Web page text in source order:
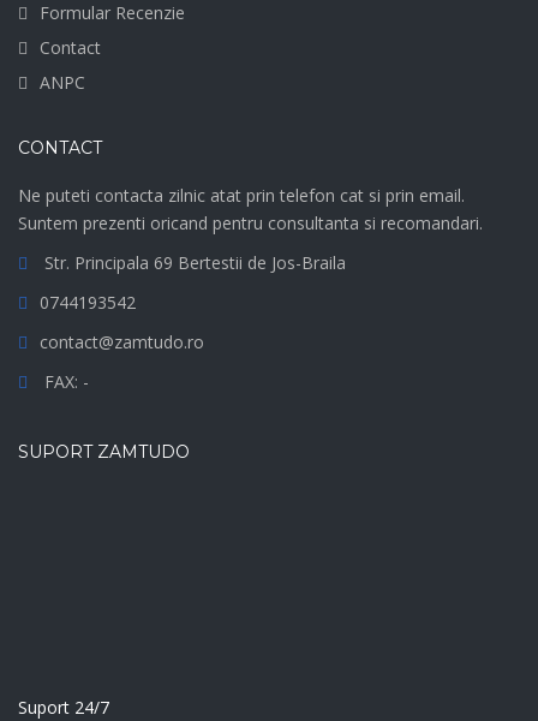
Formular Recenzie
Contact
ANPC
CONTACT
Ne puteti contacta zilnic atat prin telefon cat si prin email.
Suntem prezenti oricand pentru consultanta si recomandari.
Str. Principala 69 Bertestii de Jos-Braila
0744193542
contact@zamtudo.ro
FAX: -
SUPORT ZAMTUDO
Suport 24/7